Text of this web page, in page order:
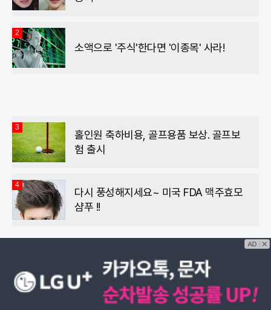
2
소액으로 '주식'한다면 '이종목' 사라!
3
홀인원 축하비용, 골프용품 보상. 골프보
험 출시
4
다시 풍성해지세요~ 미국 FDA 맥주효모
샴푸 !!